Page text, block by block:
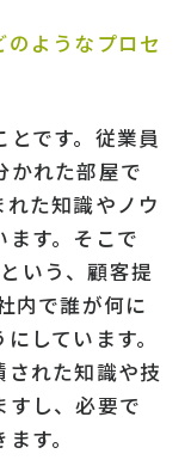
ようなプロセ
です。従業員
かれた部屋で
た知識やノウ
す。そこで
う、顧客提
内で誰が何に
しています。
された知識や技
すし、必要で
す。